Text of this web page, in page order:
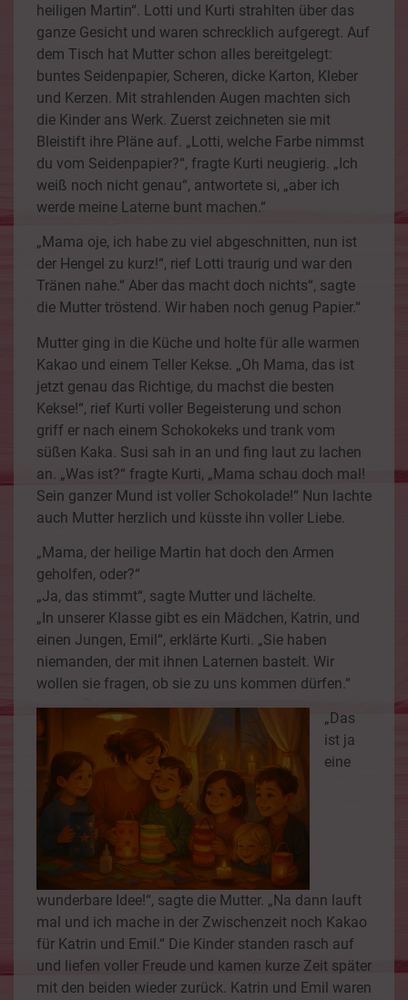
heiligen Martin“. Lotti und Kurti strahlten über das
ganze Gesicht und waren schrecklich aufgeregt. Auf
dem Tisch hat Mutter schon alles bereitgelegt:
buntes Seidenpapier, Scheren, dicke Karton, Kleber
und Kerzen. Mit strahlenden Augen machten sich
die Kinder ans Werk. Zuerst zeichneten sie mit
Bleistift ihre Pläne auf. „Lotti, welche Farbe nimmst
du vom Seidenpapier?“, fragte Kurti neugierig. „Ich
weiß noch nicht genau“, antwortete si, „aber ich
werde meine Laterne bunt machen.“
„Mama oje, ich habe zu viel abgeschnitten, nun ist
der Hengel zu kurz!“, rief Lotti traurig und war den
Tränen nahe.“ Aber das macht doch nichts“, sagte
die Mutter tröstend. Wir haben noch genug Papier.“
Mutter ging in die Küche und holte für alle warmen
Kakao und einem Teller Kekse. „Oh Mama, das ist
jetzt genau das Richtige, du machst die besten
Kekse!“, rief Kurti voller Begeisterung und schon
griff er nach einem Schokokeks und trank vom
süßen Kaka. Susi sah in an und fing laut zu lachen
an. „Was ist?“ fragte Kurti, „Mama schau doch mal!
Sein ganzer Mund ist voller Schokolade!“ Nun lachte
auch Mutter herzlich und küsste ihn voller Liebe.
„Mama, der heilige Martin hat doch den Armen
geholfen, oder?“
„Ja, das stimmt“, sagte Mutter und lächelte.
„In unserer Klasse gibt es ein Mädchen, Katrin, und
einen Jungen, Emil“, erklärte Kurti. „Sie haben
niemanden, der mit ihnen Laternen bastelt. Wir
wollen sie fragen, ob sie zu uns kommen dürfen.“
„Das
ist ja
eine
wunderbare Idee!“, sagte die Mutter. „Na dann lauft
mal und ich mache in der Zwischenzeit noch Kakao
für Katrin und Emil.“ Die Kinder standen rasch auf
und liefen voller Freude und kamen kurze Zeit später
mit den beiden wieder zurück. Katrin und Emil waren